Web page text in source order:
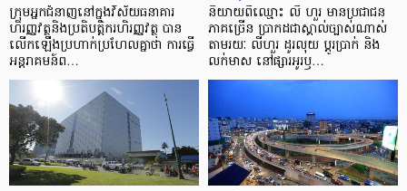
ក្រុម​អ្នក​ជំនាញ​នៅ​ក្នុង​វិស័យ​ធនាគារ
ហិរញ្ញវត្ថុ​និង​ប្រតិបត្តិករ​ហិរញ្ញ​វត្ថុ បាន​​
លើក​ឡើង​ប្រហាក់​ប្រហែល​គ្នា​ថា ការ​ធ្វើ​
អន្តរាគមន៍​ព…
និយាយ​ពី​ឈ្មោះ លី ហួរ មាន​ប្រជាជន​
ភាគ​ច្រើន ប្រាកដ​ជា​ស្គាល់​ច្បាស់​ណាស់
តាមរយៈ លីហួរ ដូរ​លុយ ប្តូរ​បា្រក់ និង​
លក់​មាស នៅ​ផ្សារ​អូរ​ឫ…